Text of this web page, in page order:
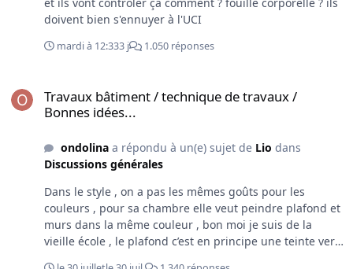
doivent bien s'ennuyer à l'UCI
mardi à 12:333 j 1.050 réponses
Travaux bâtiment / technique de travaux /
Bonnes idées...
ondolinaa répondu à un(e) sujet de Lio dans
Discussions générales
Dans le style , on a pas les mêmes goûts pour les
couleurs , pour sa chambre elle veut peindre plafond et
murs dans la même couleur , bon moi je suis de la
vieille école , le plafond c’est en principe une teinte vers